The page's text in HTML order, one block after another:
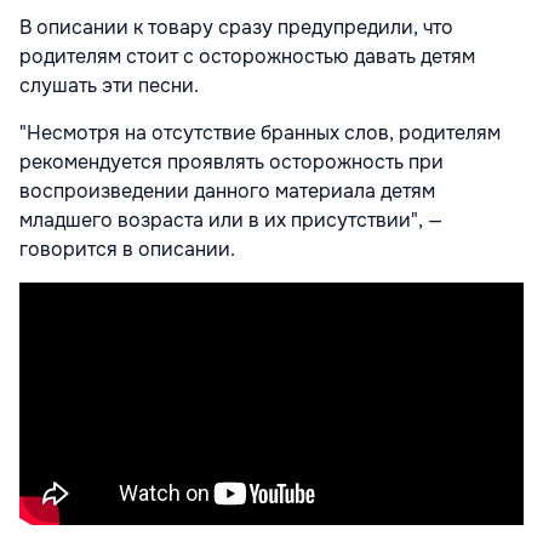
В описании к товару сразу предупредили, что
родителям стоит с осторожностью давать детям
слушать эти песни.
"Несмотря на отсутствие бранных слов, родителям
рекомендуется проявлять осторожность при
воспроизведении данного материала детям
младшего возраста или в их присутствии", —
говорится в описании.